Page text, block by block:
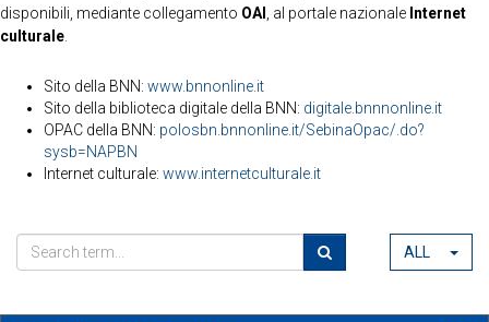
disponibili, mediante collegamento OAI , al portale nazionale Internet
culturale
Sito della BNN: www.bnnonline.it
Sito della biblioteca digitale della BNN: digitale.bnnnonline.it
OPAC della BNN: polosbn.bnnonline.it/SebinaOpac/.do?
sysb=NAPBN
Internet culturale: www.internetculturale.it
ALL